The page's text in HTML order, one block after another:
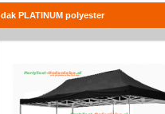
dak PLATINUM polyester